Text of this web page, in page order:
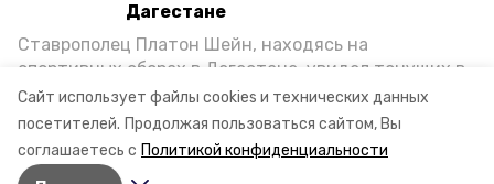
Сайт использует файлы cookies и технических данных
посетителей. Продолжая пользоваться сайтом, Вы
соглашаетесь с Политикой конфиденциальности
Дагестане
Ставрополец Платон Шейн, находясь на
спортивных сборах в Дегестане, увидел тонущих в
Каспийском море детей и бросился на помощь. По
возвращении домой, отважного мальчика
пригласили в министерство образования края и
наградили. Корреспондент «Победы26» пообщался
ставропольский край
губернатор владимир владимиров
сельское хозяйство
Авторы: Алина Журавлёва